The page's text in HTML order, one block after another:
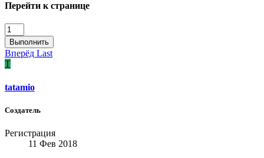
Перейти к странице
Выполнить
Вперёд Last
T
tatamio
Создатель
Регистрация
11 Фев 2018